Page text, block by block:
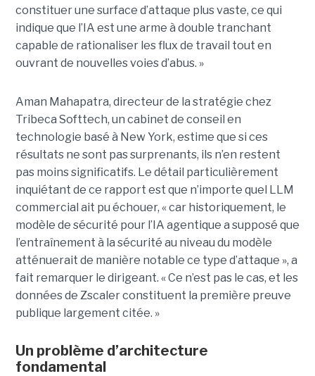
constituer une surface d’attaque plus vaste, ce qui
indique que l’IA est une arme à double tranchant
capable de rationaliser les flux de travail tout en
ouvrant de nouvelles voies d’abus. »
Aman Mahapatra, directeur de la stratégie chez
Tribeca Softtech, un cabinet de conseil en
technologie basé à New York, estime que si ces
résultats ne sont pas surprenants, ils n’en restent
pas moins significatifs. Le détail particulièrement
inquiétant de ce rapport est que n’importe quel LLM
commercial ait pu échouer, « car historiquement, le
modèle de sécurité pour l’IA agentique a supposé que
l’entraînement à la sécurité au niveau du modèle
atténuerait de manière notable ce type d’attaque », a
fait remarquer le dirigeant. « Ce n’est pas le cas, et les
données de Zscaler constituent la première preuve
publique largement citée. »
Un problème d’architecture
fondamental